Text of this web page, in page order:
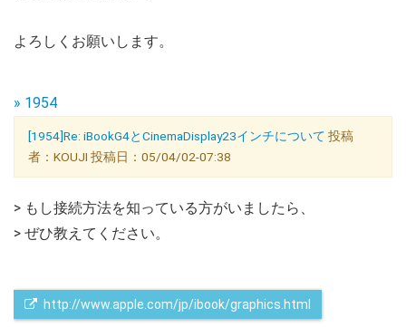
よろしくお願いします。
» 1954
[1954]Re: iBookG4とCinemaDisplay23インチについて 投稿
者：KOUJI 投稿日：05/04/02-07:38
> もし接続方法を知っている方がいましたら、
> ぜひ教えてください。
http://www.apple.com/jp/ibook/graphics.html